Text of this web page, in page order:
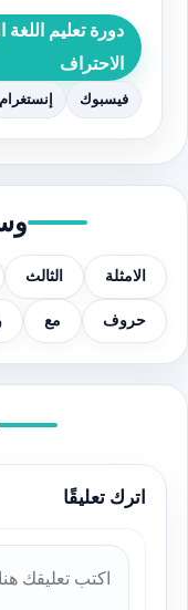
دورة تعليم
الاحتراف
فيسبوك إنستغرام
الامثلة الثالث
حروف مع
اترك تعليقًا